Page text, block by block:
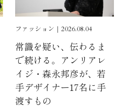
ファッション｜2026.08.04
常識を疑い、伝わるま
で続ける。アンリアレ
イジ・森永邦彦が、若
手デザイナー17名に手
渡すもの